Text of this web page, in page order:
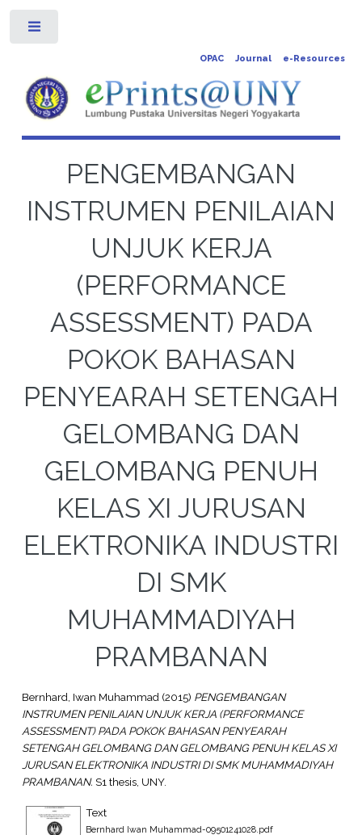
OPAC Journal e-Resources
PENGEMBANGAN
INSTRUMEN PENILAIAN
UNJUK KERJA
(PERFORMANCE
ASSESSMENT) PADA
POKOK BAHASAN
PENYEARAH SETENGAH
GELOMBANG DAN
GELOMBANG PENUH
KELAS XI JURUSAN
ELEKTRONIKA INDUSTRI
DI SMK
MUHAMMADIYAH
PRAMBANAN
Bernhard, Iwan Muhammad(2015) PENGEMBANGAN
INSTRUMEN PENILAIAN UNJUK KERJA (PERFORMANCE
ASSESSMENT) PADA POKOK BAHASAN PENYEARAH
SETENGAH GELOMBANG DAN GELOMBANG PENUH KELAS XI
JURUSAN ELEKTRONIKA INDUSTRI DI SMK MUHAMMADIYAH
PRAMBANAN. S1 thesis, UNY.
Text
Bernhard Iwan Muhammad-09501241028.pdf